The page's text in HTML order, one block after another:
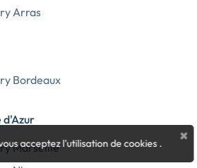
Arras
Bordeaux
Marseille
×
acceptez l'utilisation de cookies.